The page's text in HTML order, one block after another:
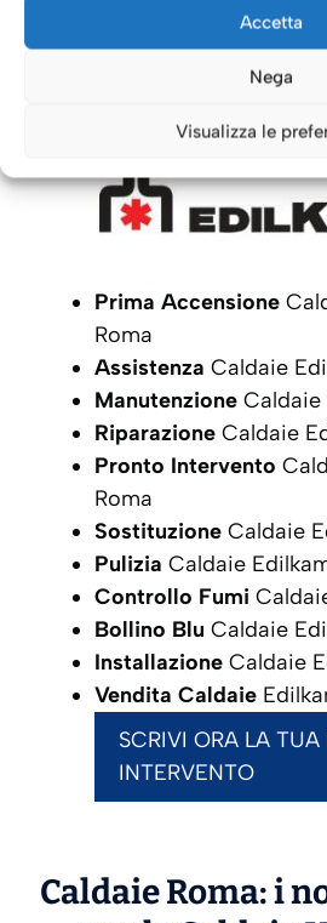
Accetta
Nega
Visualizza le
Caldaie Roma: i
per le Caldaie
Prima Accensione
Roma
Assistenza Caldaie
Manutenzione Caldaie
Riparazione Caldaie
Pronto Intervento
Roma
Sostituzione Caldaie
Pulizia Caldaie
Controllo Fumi
Bollino Blu Caldaie
Installazione Caldaie
Vendita Caldaie
SCRIVI ORA LA TUA
INTERVENTO
Caldaie Roma: i